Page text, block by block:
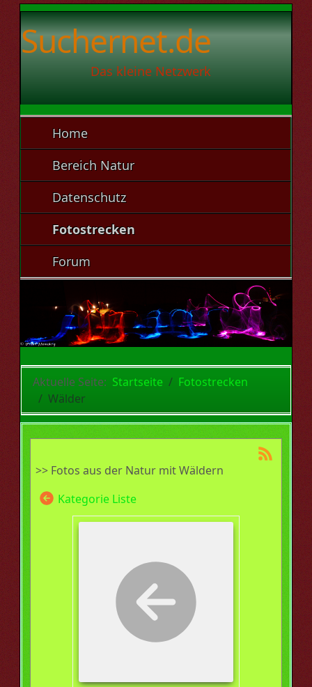
Suchernet.de
Das kleine Netzwerk
Home
Bereich Natur
Datenschutz
Fotostrecken
Forum
Aktuelle Seite: Startseite
Fotostrecken
Wälder
>> Fotos aus der Natur mit Wäldern
Kategorie Liste